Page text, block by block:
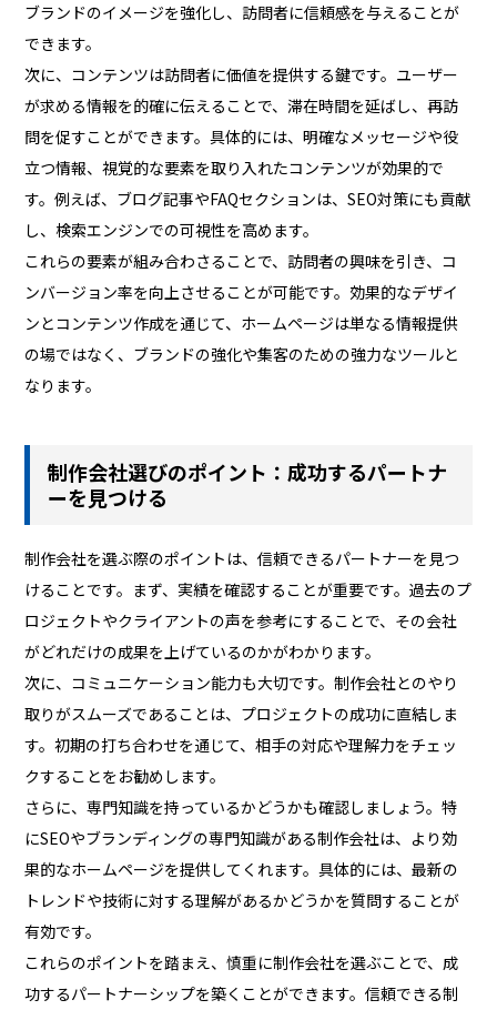
ブランドのイメージを強化し、訪問者に信頼感を与えることが
できます。
次に、コンテンツは訪問者に価値を提供する鍵です。ユーザー
が求める情報を的確に伝えることで、滞在時間を延ばし、再訪
問を促すことができます。具体的には、明確なメッセージや役
立つ情報、視覚的な要素を取り入れたコンテンツが効果的で
す。例えば、ブログ記事やFAQセクションは、SEO対策にも貢献
し、検索エンジンでの可視性を高めます。
これらの要素が組み合わさることで、訪問者の興味を引き、コ
ンバージョン率を向上させることが可能です。効果的なデザイ
ンとコンテンツ作成を通じて、ホームページは単なる情報提供
の場ではなく、ブランドの強化や集客のための強力なツールと
なります。
制作会社選びのポイント：成功するパートナ
ーを見つける
制作会社を選ぶ際のポイントは、信頼できるパートナーを見つ
けることです。まず、実績を確認することが重要です。過去のプ
ロジェクトやクライアントの声を参考にすることで、その会社
がどれだけの成果を上げているのかがわかります。
次に、コミュニケーション能力も大切です。制作会社とのやり
取りがスムーズであることは、プロジェクトの成功に直結しま
す。初期の打ち合わせを通じて、相手の対応や理解力をチェッ
クすることをお勧めします。
さらに、専門知識を持っているかどうかも確認しましょう。特
にSEOやブランディングの専門知識がある制作会社は、より効
果的なホームページを提供してくれます。具体的には、最新の
トレンドや技術に対する理解があるかどうかを質問することが
有効です。
これらのポイントを踏まえ、慎重に制作会社を選ぶことで、成
功するパートナーシップを築くことができます。信頼できる制